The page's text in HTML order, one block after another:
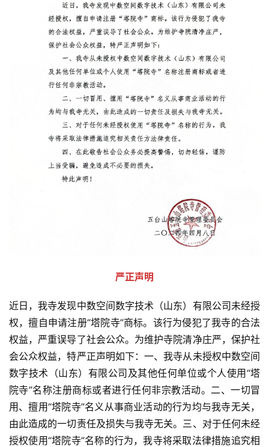
严正声明
近日，我寺发现中数空间数字技术（山东）有限公司未经授
权，擅自申请注册“塔院寺”商标。该行为侵犯了我寺的合法
权益，严重误导了社会公众。为维护寺院清净庄严，保护社
会公众权益，特严正声明如下：一、我寺从未授权中数空间
数字技术（山东）有限公司及其他任何单位或个人使用“塔
院寺”名称注册商标或者进行任何非宗教活动。二、一切冒
用、擅用“塔院寺”名义从事商业活动的行为均与我寺无关，
由此造成的一切责任及损失与我寺无关。三、对于任何未经
授权使用“塔院寺”名称的行为，我寺将采取法律措施追究相